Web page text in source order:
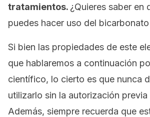
tratamientos. ¿Quieres saber en
puedes hacer uso del
Si bien las propiedades de este
que hablaremos a continuación
científico, lo cierto es que nunca
utilizarlo sin la autorización
Además, siempre recuerda que